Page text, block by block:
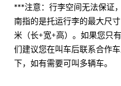
***注意：行李空间无法保证
南指的是托运行李的最大尺
米（长+宽+高）。如果您只
们建议您在叫车后联系合作
下，如有需要可叫多辆车。